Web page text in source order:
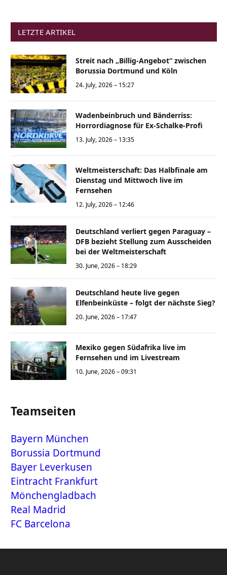
LETZTE ARTIKEL
Streit nach „Billig-Angebot“ zwischen
Borussia Dortmund und Köln
24. July, 2026 – 15:27
Wadenbeinbruch und Bänderriss:
Horrordiagnose für Ex-Schalke-Profi
13. July, 2026 – 13:35
Weltmeisterschaft: Das Halbfinale am
Dienstag und Mittwoch live im
Fernsehen
12. July, 2026 – 12:46
Deutschland verliert gegen Paraguay –
DFB bezieht Stellung zum Ausscheiden
bei der Weltmeisterschaft
30. June, 2026 – 18:29
Deutschland heute live gegen
Elfenbeinküste – folgt der nächste Sieg?
20. June, 2026 – 17:47
Mexiko gegen Südafrika live im
Fernsehen und im Livestream
10. June, 2026 – 09:31
Teamseiten
Bayern München
Borussia Dortmund
Bayer Leverkusen
Eintracht Frankfurt
Mönchengladbach
Real Madrid
FC Barcelona